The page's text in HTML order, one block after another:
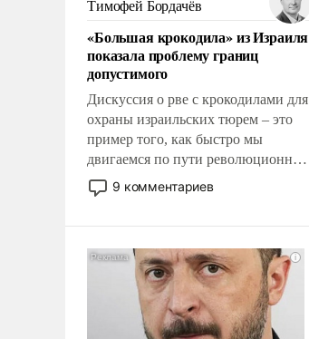
Тимофей Бордачёв
«Большая крокодила» из Израиля
показала проблему границ
допустимого
Дискуссия о рве с крокодилами для
охраны израильских тюрем – это
пример того, как быстро мы
двигаемся по пути революционных
изменений. То, что несколько лет
назад было образом для
9 комментариев